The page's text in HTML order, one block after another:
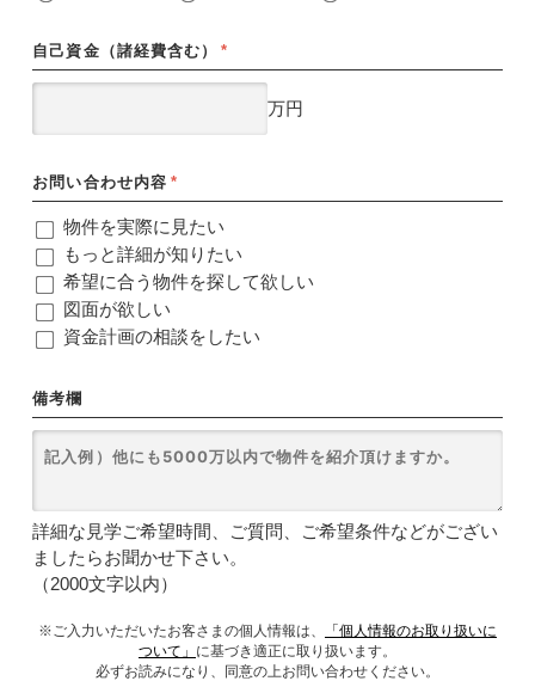
自己資金（諸経費含む） *
万円
お問い合わせ内容 *
物件を実際に見たい
もっと詳細が知りたい
希望に合う物件を探して欲しい
図面が欲しい
資金計画の相談をしたい
備考欄
詳細な見学ご希望時間、ご質問、ご希望条件などがござい
ましたらお聞かせ下さい。
（2000文字以内）
※ご入力いただいたお客さまの個人情報は、
「個人情報のお取り扱いに
ついて」 に基づき適正に取り扱います。
必ずお読みになり、同意の上お問い合わせください。